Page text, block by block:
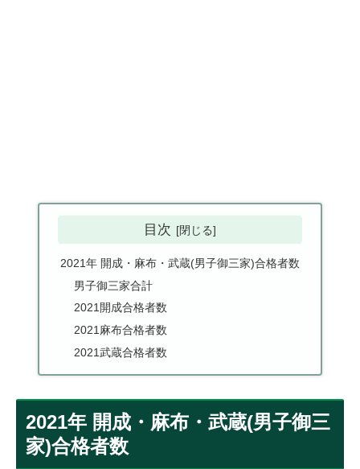
目次
2021年 開成・麻布・武蔵(男子御三家)合格者数
男子御三家合計
2021開成合格者数
2021麻布合格者数
2021武蔵合格者数
2021年 開成・麻布・武蔵(男子御三
家)合格者数